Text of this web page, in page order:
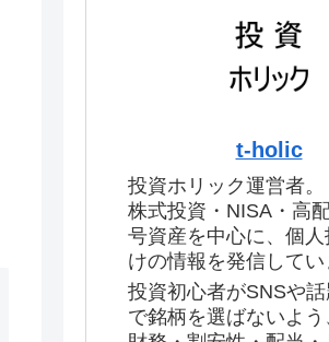
t-holic
投資ホリック運営者。
株式投資・NISA・高
号資産を中心に、個人
けの情報を発信してい
投資初心者がSNSや
で銘柄を選ばないよう